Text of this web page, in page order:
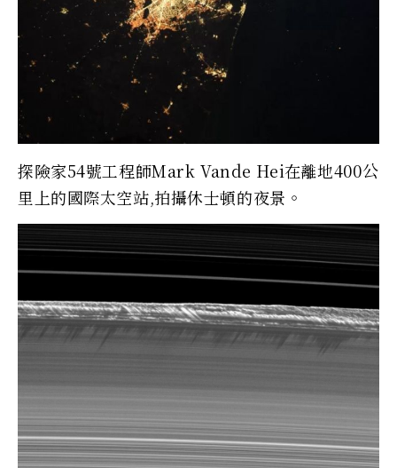
探險家54號工程師Mark Vande Hei在離地400公
里上的國際太空站,拍攝休士頓的夜景。